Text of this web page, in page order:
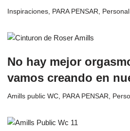
Inspiraciones, PARA PENSAR, Personal
No hay mejor
vamos creando en
Amills public WC, PARA PENSAR,